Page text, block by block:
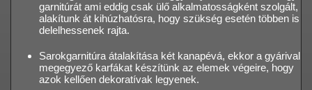
garnitúrát ami eddig csak ülő alkalmatosságként szolgált,
alakítunk át kihúzhatósra, hogy szükség esetén többen is
delelhessenek rajta.
Sarokgarnitúra átalakítása két kanapévá, ekkor a gyárival
megegyező karfákat készítünk az elemek végeire, hogy
azok kellően dekoratívak legyenek.